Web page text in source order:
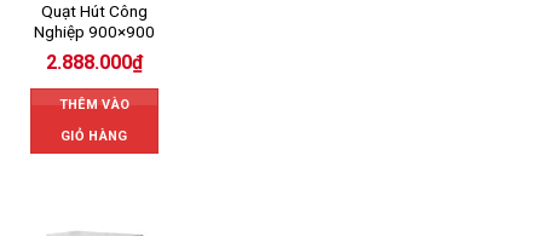
Quạt Hút Công
Nghiệp 900×900
2.888.000₫
THÊM VÀO
GIỎ HÀNG